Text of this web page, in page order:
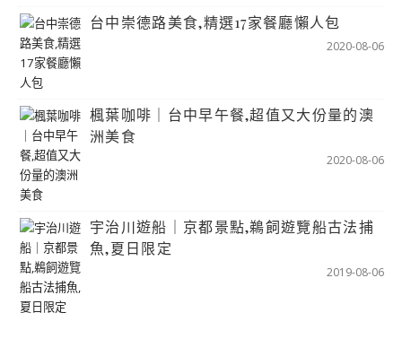
台中崇德路美食,精選17家餐廳懶人包
2020-08-06
楓葉咖啡｜台中早午餐,超值又大份量的澳
洲美食
2020-08-06
宇治川遊船｜京都景點,鵜飼遊覽船古法捕
魚,夏日限定
2019-08-06